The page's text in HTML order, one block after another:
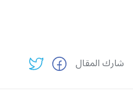
شارك المقال